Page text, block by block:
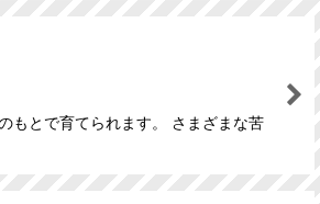
もとで育てられます。 さまざまな苦